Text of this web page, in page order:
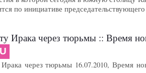
по инициативе
Ирака через тюрьмы :: Время
через тюрьмы 16.07.2010, Время